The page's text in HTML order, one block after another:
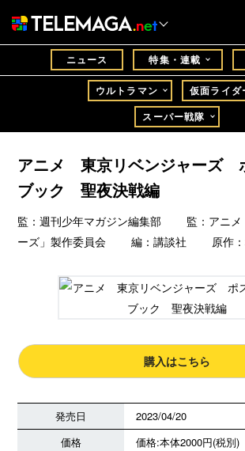
ニュース 特集・連載
ウルトラマン
仮面ライダ
スーパー戦隊
アニメ 東京リベンジャーズ
ブック 聖夜決戦編
監：週刊少年マガジン編集部 監：アニメ
ーズ」製作委員会 編：講談社 原作
購入はこちら
発売日
2023/04/20
価格
価格:本体2000円(税別)